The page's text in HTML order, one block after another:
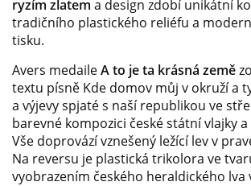
ryzím zlatem a design zdobí unikátní
tradičního plastického reliéfu a
tisku.
Avers medaileA to je ta krásná země
textu písně Kde domov můj v okruží a
a výjevy spjaté s naší republikou ve
barevné kompozici české státní vlajky
Vše doprovází vznešený ležící lev v
Na reversu je plastická trikolora ve
vyobrazením českého heraldického lva